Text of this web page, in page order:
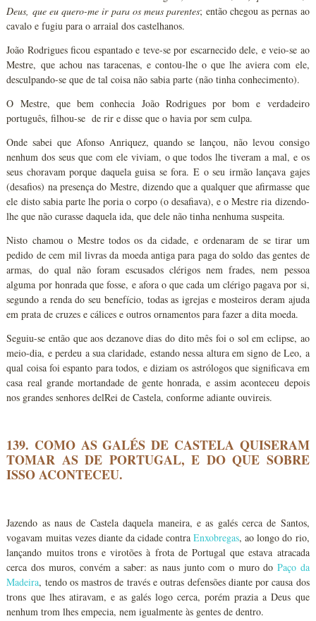
Deus, que eu quero-me ir para os meus parentes; então chegou as pernas ao
cavalo e fugiu para o arraial dos castelhanos.
João Rodrigues ficou espantado e teve-se por escarnecido dele, e veio-se ao
Mestre, que achou nas taracenas, e contou-lhe o que lhe aviera com ele,
desculpando-se que de tal coisa não sabia parte (não tinha conhecimento).
O Mestre, que bem conhecia João Rodrigues por bom e verdadeiro
português, filhou-se de rir e disse que o havia por sem culpa.
Onde sabei que Afonso Anriquez, quando se lançou, não levou consigo
nenhum dos seus que com ele viviam, o que todos lhe tiveram a mal, e os
seus choravam porque daquela guisa se fora. E o seu irmão lançava gajes
(desafios) na presença do Mestre, dizendo que a qualquer que afirmasse que
ele disto sabia parte lhe poria o corpo (o desafiava), e o Mestre ria dizendo-
lhe que não curasse daquela ida, que dele não tinha nenhuma suspeita.
Nisto chamou o Mestre todos os da cidade, e ordenaram de se tirar um
pedido de cem mil livras da moeda antiga para paga do soldo das gentes de
armas, do qual não foram escusados clérigos nem frades, nem pessoa
alguma por honrada que fosse, e afora o que cada um clérigo pagava por si,
segundo a renda do seu benefício, todas as igrejas e mosteiros deram ajuda
em prata de cruzes e cálices e outros ornamentos para fazer a dita moeda.
Seguiu-se então que aos dezanove dias do dito mês foi o sol em eclipse, ao
meio-dia, e perdeu a sua claridade, estando nessa altura em signo de Leo, a
qual coisa foi espanto para todos, e diziam os astrólogos que significava em
casa real grande mortandade de gente honrada, e assim aconteceu depois
nos grandes senhores delRei de Castela, conforme adiante ouvireis.
139. COMO AS GALÉS DE CASTELA QUISERAM
TOMAR AS DE PORTUGAL, E DO QUE SOBRE
ISSO ACONTECEU.
Jazendo as naus de Castela daquela maneira, e as galés cerca de Santos,
vogavam muitas vezes diante da cidade contraEnxobregas, ao longo do rio,
lançando muitos trons e virotões à frota de Portugal que estava atracada
cerca dos muros, convém a saber: as naus junto com o muro do Paço da
Madeira, tendo os mastros de través e outras defensões diante por causa dos
trons que lhes atiravam, e as galés logo cerca, porém prazia a Deus que
nenhum trom lhes empecia, nem igualmente às gentes de dentro.